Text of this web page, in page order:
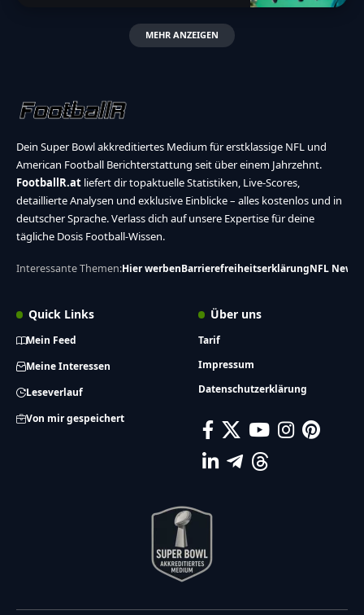
MEHR ANZEIGEN
Dein Super Bowl akkreditiertes Medium für erstklassige NFL und
American Football Berichterstattung seit über einem Jahrzehnt.
FootballR.at liefert dir topaktuelle Statistiken, Live-Scores,
detaillierte Analysen und exklusive Einblicke – alles kostenlos und in
deutscher Sprache. Verlass dich auf unsere Expertise für deine
tägliche Dosis Football-Wissen.
Interessante Themen:Hier werbenBarrierefreiheitserklärungNFL News
Quick Links
Mein Feed
Meine Interessen
Leseverlauf
Von mir gespeichert
Über uns
Tarif
Impressum
Datenschutzerklärung